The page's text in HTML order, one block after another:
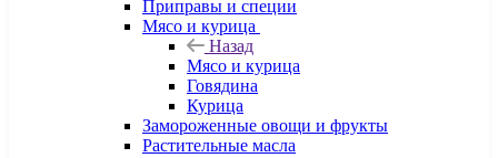
Приправы и специи
Мясо и курица
Назад
Мясо и курица
Говядина
Курица
Замороженные овощи и фрукты
Растительные масла